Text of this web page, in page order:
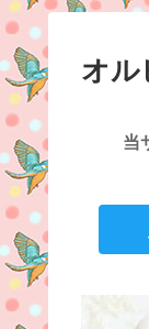
オル
当